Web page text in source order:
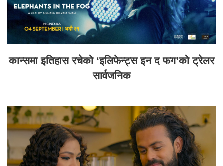
कान्समा इतिहास रचेको ‘इलिफेन्ट्स इन द फग’को ट्रेलर
सार्वजनिक